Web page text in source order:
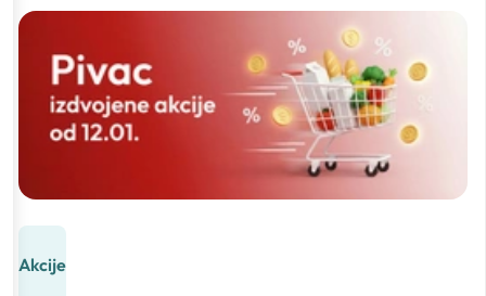
Akcije